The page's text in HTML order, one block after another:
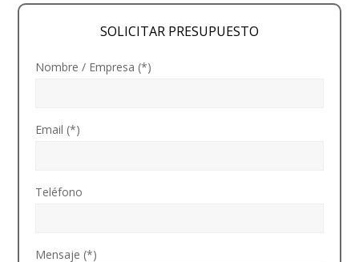
SOLICITAR PRESUPUESTO
Nombre / Empresa (*)
Email (*)
Teléfono
Mensaje (*)